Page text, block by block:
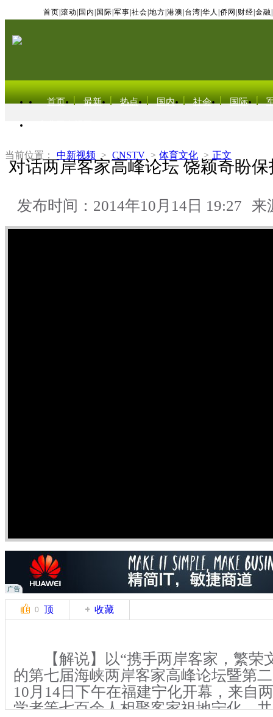
首页 滚动 国内 国际 军事 社会 地方 港澳 台湾 华人 侨网 财经 金融
首页 最新 热点 国内 社会 国际
当前位置： 中新视频 > CNSTV > 体育文化 > 正文
对话两岸客家高峰论坛 饶颖奇盼
发布时间：2014年10月14日 19:27 来
0 顶 收藏
【解说】以“携手两岸客家，繁荣
的第七届海峡两岸客家高峰论坛暨第
10月14日下午在福建宁化开幕，来自
学者等七百余人相聚客家祖地宁化，